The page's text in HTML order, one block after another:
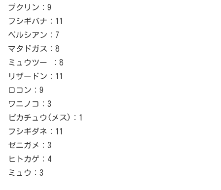
プクリン：9
フシギバナ：11
ペルシアン：7
マタドガス：8
ミュウツー ：8
リザードン：11
ロコン：9
ワニノコ：3
ピカチュウ(メス)：1
フシギダネ：11
ゼニガメ：3
ヒトカゲ：4
ミュウ：3